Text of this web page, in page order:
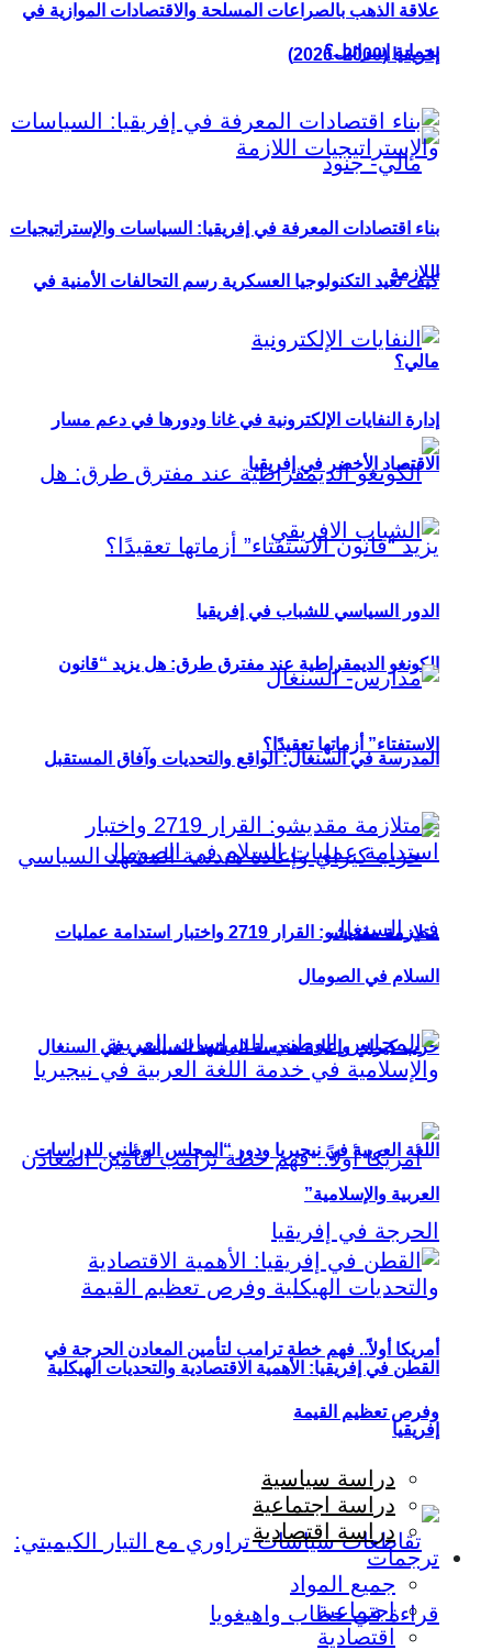
بحماية إسرائيل؟
كيف تعيد التكنولوجيا العسكرية رسم التحالفات الأمنية في
مالي؟
الكونغو الديمقراطية عند مفترق طرق: هل يزيد “قانون
الاستفتاء” أزماتها تعقيدًا؟
حزب كيراي وإعادة هندسة المشهد السياسي في السنغال
أمريكا أولاً.. فهم خطة ترامب لتأمين المعادن الحرجة في
إفريقيا
علاقة الذهب بالصراعات المسلحة والاقتصادات الموازية في
إفريقيا (2000–2026)
بناء اقتصادات المعرفة في إفريقيا: السياسات والإستراتيجيات
اللازمة
إدارة النفايات الإلكترونية في غانا ودورها في دعم مسار
الاقتصاد الأخضر في إفريقيا
الدور السياسي للشباب في إفريقيا
المدرسة في السنغال: الواقع والتحديات وآفاق المستقبل
متلازمة مقديشو: القرار 2719 واختبار استدامة عمليات
السلام في الصومال
اللغة العربية في نيجيريا ودور “المجلس الوطني للدراسات
العربية والإسلامية”
القطن في إفريقيا: الأهمية الاقتصادية والتحديات الهيكلية
وفرص تعظيم القيمة
دراسة سياسية
دراسة اجتماعية
دراسة اقتصادية
ترجمات
جميع المواد
اجتماعية
اقتصادية